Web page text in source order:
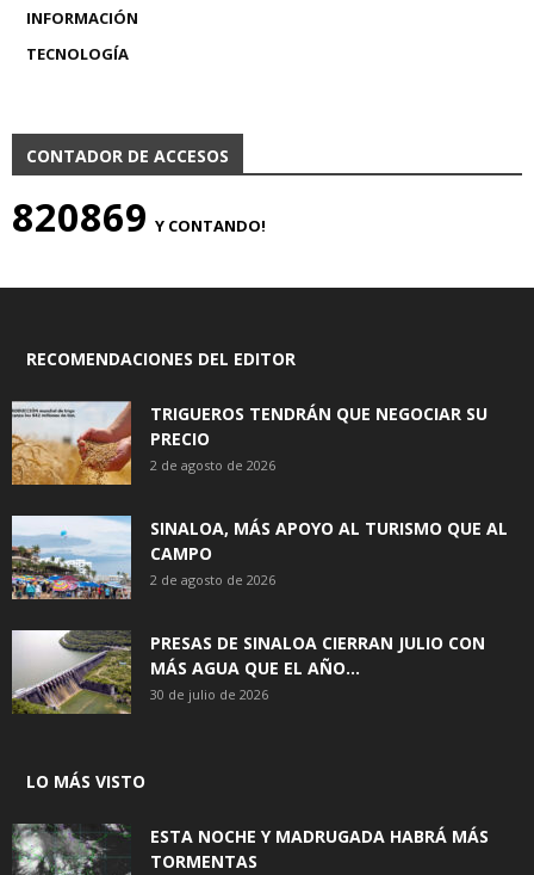
INFORMACIÓN
TECNOLOGÍA
CONTADOR DE ACCESOS
820869 Y CONTANDO!
RECOMENDACIONES DEL EDITOR
TRIGUEROS TENDRÁN QUE NEGOCIAR SU
PRECIO
2 de agosto de 2026
SINALOA, MÁS APOYO AL TURISMO QUE AL
CAMPO
2 de agosto de 2026
PRESAS DE SINALOA CIERRAN JULIO CON
MÁS AGUA QUE EL AÑO...
30 de julio de 2026
LO MÁS VISTO
ESTA NOCHE Y MADRUGADA HABRÁ MÁS
TORMENTAS